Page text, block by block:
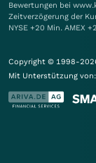
Bewertungen bei
Zeitverzögerung der
NYSE +20 Min. AMEX
Copyright © 1998-
Mit Unterstützung von: